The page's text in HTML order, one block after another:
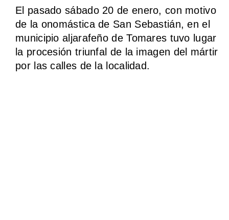
El pasado sábado 20 de enero, con motivo
de la onomástica de San Sebastián, en el
municipio aljarafeño de Tomares tuvo lugar
la procesión triunfal de la imagen del mártir
por las calles de la localidad.